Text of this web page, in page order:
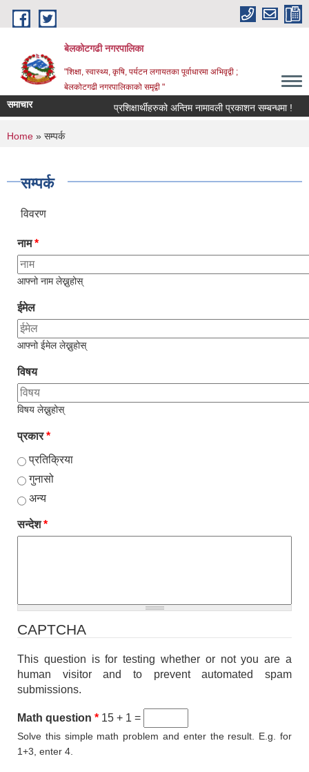
Skip to main content
बेलकोटगढी नगरपालिका
"शिक्षा, स्वास्थ्य, कृषि, पर्यटन लगायतका पूर्वाधारमा अभिवृद्वी ;
बेलकोटगढी नगरपालिकाको समृद्वी "
समाचार प्रशिक्षार्थीहरुको अन्तिम नामावली प्रकाशन सम्बन्धमा !
You are here
Home » सम्पर्क
सम्पर्क
विवरण
नाम*
आफ्नो नाम लेख्नुहोस्
ईमेल
आफ्नो ईमेल लेख्नुहोस्
विषय
विषय लेख्नुहोस्
प्रकार*
प्रतिक्रिया
गुनासो
अन्य
सन्देश*
CAPTCHA
This question is for testing whether or not you are a
human visitor and to prevent automated spam
submissions.
Math question * 15 + 1 =
Solve this simple math problem and enter the result. E.g. for
1+3, enter 4.